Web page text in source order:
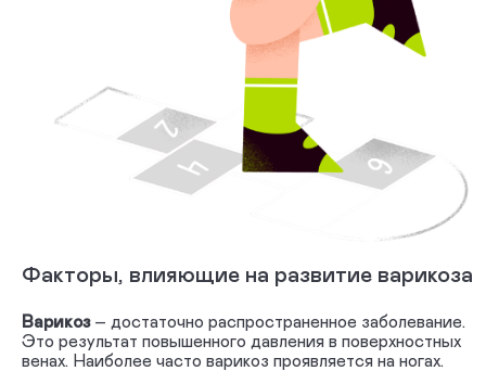
Факторы, влияющие на развитие варикоза
Варикоз– достаточно распространенное заболевание.
Это результат повышенного давления в поверхностных
венах. Наиболее часто варикоз проявляется на ногах.